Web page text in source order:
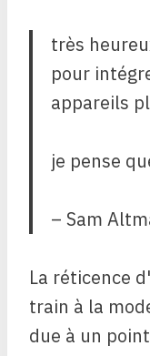
très
pour
appareils
je pense
– Sam
La réticence
train à la
due à un